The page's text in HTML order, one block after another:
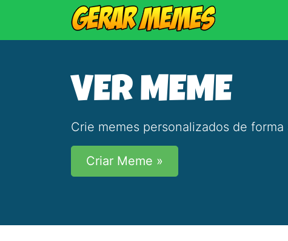
VER MEME
Crie memes personalizados de
Criar Meme »